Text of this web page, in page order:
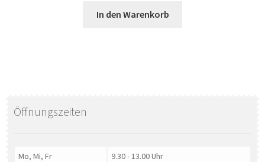
In den Warenkorb
Öffnungszeiten
Mo, Mi, Fr
9.30 - 13.00 Uhr